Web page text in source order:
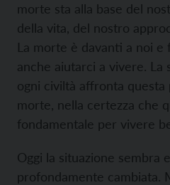
morte sta alla base del
della vita, del nostro
La morte è davanti a noi e
anche aiutarci a vivere. La
ogni civiltà affronta questa
morte, nella certezza che
fondamentale per vivere
Oggi la situazione sembra
profondamente cambiata.